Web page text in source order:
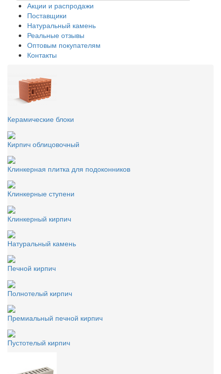
Акции и распродажи
Поставщики
Натуральный камень
Реальные отзывы
Оптовым покупателям
Контакты
Керамические блоки
Кирпич облицовочный
Клинкерная плитка для подоконников
Клинкерные ступени
Клинкерный кирпич
Натуральный камень
Печной кирпич
Полнотелый кирпич
Премиальный печной кирпич
Пустотелый кирпич